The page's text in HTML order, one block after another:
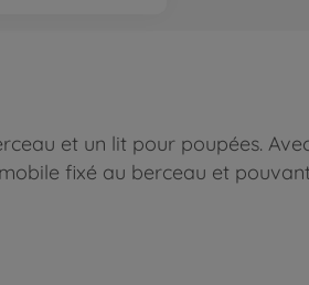
et un lit pour poupées.
fixé au berceau et